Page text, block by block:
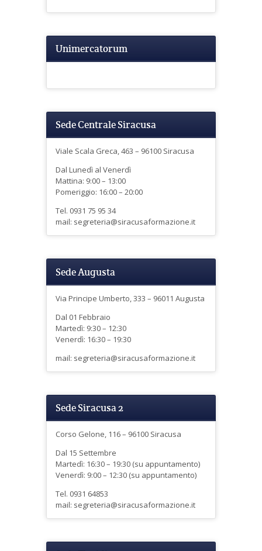
Unimercatorum
Sede Centrale Siracusa
Viale Scala Greca, 463 – 96100 Siracusa
Dal Lunedì al Venerdì
Mattina: 9:00 – 13:00
Pomeriggio: 16:00 – 20:00
Tel. 0931 75 95 34
mail: segreteria@siracusaformazione.it
Sede Augusta
Via Principe Umberto, 333 – 96011 Augusta
Dal 01 Febbraio
Martedì: 9:30 – 12:30
Venerdì: 16:30 – 19:30
mail: segreteria@siracusaformazione.it
Sede Siracusa 2
Corso Gelone, 116 – 96100 Siracusa
Dal 15 Settembre
Martedì: 16:30 – 19:30 (su appuntamento)
Venerdì: 9:00 – 12:30 (su appuntamento)
Tel. 0931 64853
mail: segreteria@siracusaformazione.it